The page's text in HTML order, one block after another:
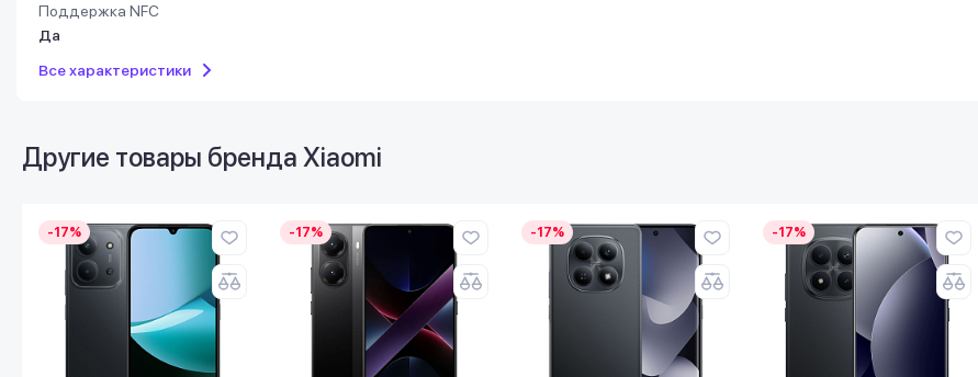
Поддержка NFC
Да
Все характеристики
Другие товары бренда Xiaomi
-17% -17% -17% -17%